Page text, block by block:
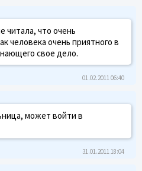
читала, что очень
человека очень приятного в
свое дело.
01.02.2011 06:40
может войти в
31.01.2011 18:04